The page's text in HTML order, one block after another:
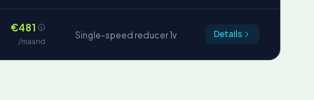
€481
/maand
Single-speed reducer 1v Details